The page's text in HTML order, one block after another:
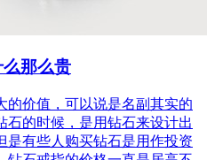
那么贵
的价值，可以说是名副其实的
石的时候，是用钻石来设计出
是有些人购买钻石是用作投资